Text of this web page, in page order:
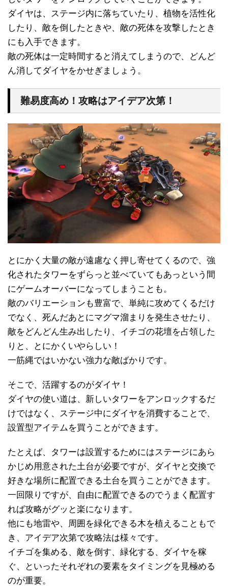
ダイヤは、ステージ内に落ちていたり、植物を活性化
したり、敵を倒したときや、敵の死体を攻撃したとき
にも入手できます。
敵の死体は一定時間すると消えてしまうので、どんど
ん消してダイヤをかせぎましょう。
難易度高め！攻略はアイデア次第！
とにかく大量の敵が遠慮なく押し寄せてくるので、強
化されたタワーをずらっと並べていてもあっという間
にゲームオーバーになってしまうことも。
敵のバリエーションも豊富で、単純に攻めてくるだけ
でなく、死んだあとにマグマ溜まりを発生させたり、
敵をどんどん生み出したり、イチゴの花壇を占領した
りと、とにかくいやらしい！
一筋縄ではいかない強力な敵ばかりです。
そこで、活躍するのがダイヤ！
ダイヤの使い道は、新しいタワーをアンロックするだ
けではなく、ステージ中にダイヤを消費することで、
設置型アイテムを買うことができます。
たとえば、タワーは設置するためにはステージにあら
かじめ用意された土台が必要ですが、ダイヤと交換で
好きな場所に配置できる土台を買うことができます。
一回限りですが、自由に配置できるのでうまく配置す
れば攻略がグッと楽になります。
他にも地雷や、周囲を緑化できる木を植えることもで
き、アイデア次第で攻略法は様々です。
イチゴを集める、敵を倒す、緑化する、ダイヤを稼
ぐ、といったそれぞれの要素をタイミングを見極める
のが重要。